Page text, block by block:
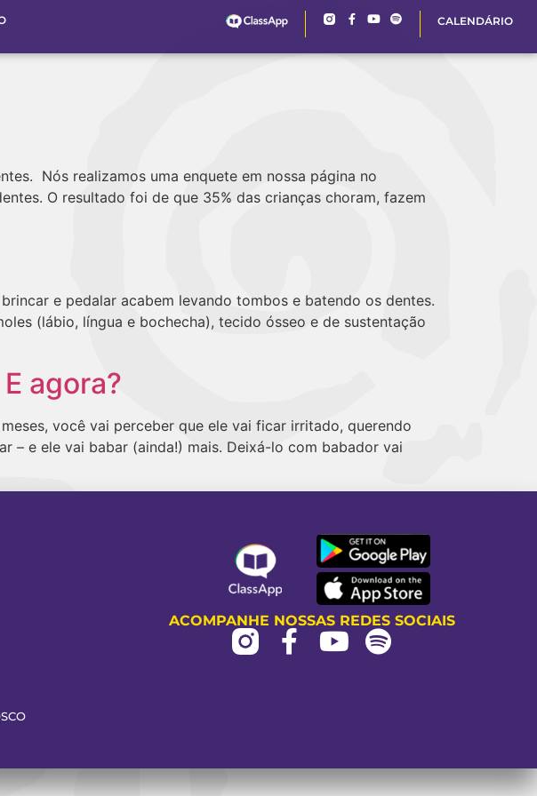
CALENDÁRIO
Nós realizamos uma enquete em nossa página no
O resultado foi de que 35% das crianças choram, fazem
e pedalar acabem levando tombos e batendo os dentes.
(lábio, língua e bochecha), tecido ósseo e de sustentação
agora?
você vai perceber que ele vai ficar irritado, querendo
– e ele vai babar (ainda!) mais. Deixá-lo com babador vai
ACOMPANHE NOSSAS REDES SOCIAIS